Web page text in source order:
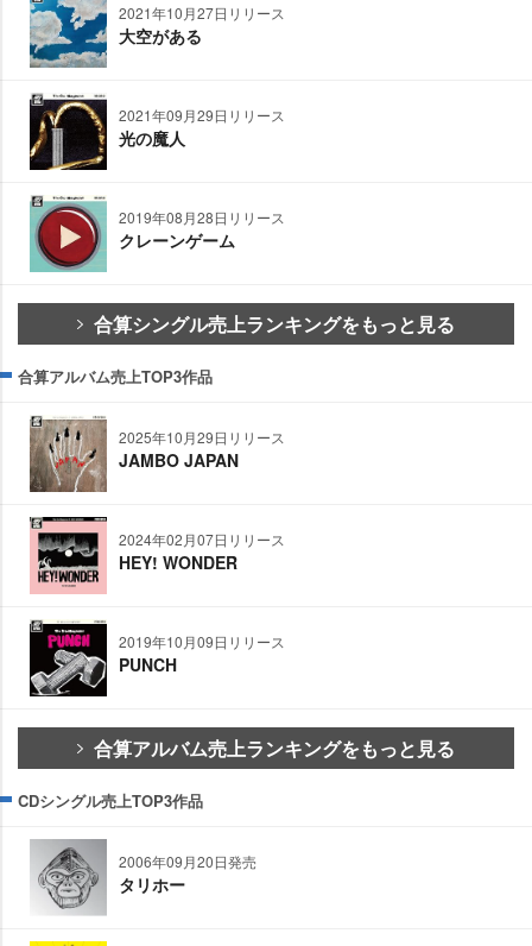
2021年10月27日リリース
大空がある
2021年09月29日リリース
光の魔人
2019年08月28日リリース
クレーンゲーム
合算シングル売上ランキングをもっと見る
合算アルバム売上TOP3作品
2025年10月29日リリース
JAMBO JAPAN
2024年02月07日リリース
HEY! WONDER
2019年10月09日リリース
PUNCH
合算アルバム売上ランキングをもっと見る
CDシングル売上TOP3作品
2006年09月20日発売
タリホー